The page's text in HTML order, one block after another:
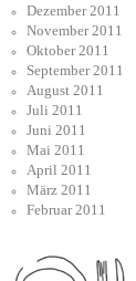
Dezember 2011
November 2011
Oktober 2011
September 2011
August 2011
Juli 2011
Juni 2011
Mai 2011
April 2011
März 2011
Februar 2011